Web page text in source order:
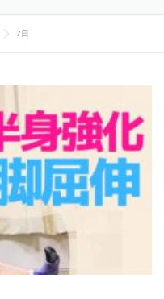
オンラインクラス
7日